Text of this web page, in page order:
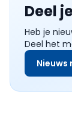
Deel
Heb je
Deel het
Nieuws